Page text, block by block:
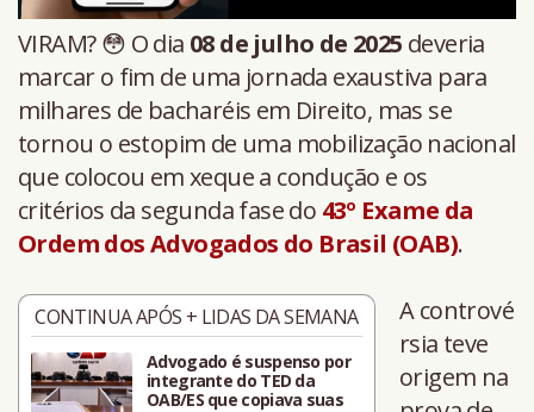
VIRAM? 😳 O dia 08 de julho de 2025 deveria
marcar o fim de uma jornada exaustiva para
milhares de bacharéis em Direito, mas se
tornou o estopim de uma mobilização nacional
que colocou em xeque a condução e os
critérios da segunda fase do 43º Exame da
Ordem dos Advogados do Brasil (OAB).
CONTINUA APÓS + LIDAS DA SEMANA
Advogado é suspenso por
integrante do TED da
OAB/ES que copiava suas
A contrové
rsia teve
origem na